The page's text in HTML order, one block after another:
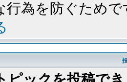
行為を防ぐためで